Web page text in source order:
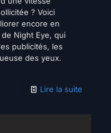
? Voici
encore en
Night Eye, qui
publicités, les
des yeux.
Lire la suite